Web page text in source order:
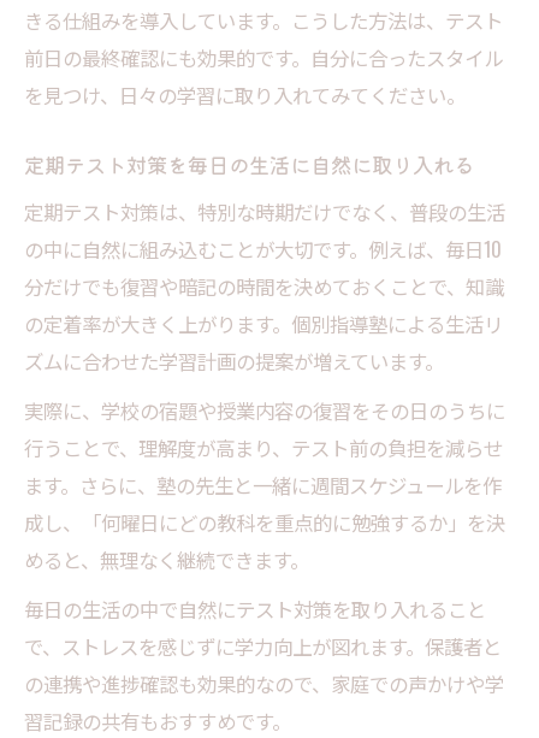
きる仕組みを導入しています。こうした方法は、テスト
前日の最終確認にも効果的です。自分に合ったスタイル
を見つけ、日々の学習に取り入れてみてください。
定期テスト対策を毎日の生活に自然に取り入れる
定期テスト対策は、特別な時期だけでなく、普段の生活
の中に自然に組み込むことが大切です。例えば、毎日10
分だけでも復習や暗記の時間を決めておくことで、知識
の定着率が大きく上がります。個別指導塾による生活リ
ズムに合わせた学習計画の提案が増えています。
実際に、学校の宿題や授業内容の復習をその日のうちに
行うことで、理解度が高まり、テスト前の負担を減らせ
ます。さらに、塾の先生と一緒に週間スケジュールを作
成し、「何曜日にどの教科を重点的に勉強するか」を決
めると、無理なく継続できます。
毎日の生活の中で自然にテスト対策を取り入れること
で、ストレスを感じずに学力向上が図れます。保護者と
の連携や進捗確認も効果的なので、家庭での声かけや学
習記録の共有もおすすめです。